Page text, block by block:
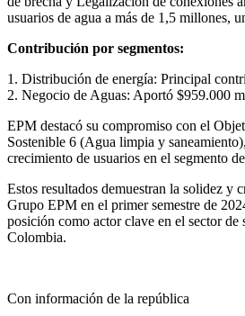
usuarios de agua a más de 1,5 millones,
Contribución por segmentos:
1. Distribución de energía: Principal
2. Negocio de Aguas: Aportó $959.000
EPM destacó su compromiso con el
Sostenible 6 (Agua limpia y
crecimiento de usuarios en el segmento
Estos resultados demuestran la solidez y
Grupo EPM en el primer semestre de
posición como actor clave en el sector de
Colombia.
Con información de la república